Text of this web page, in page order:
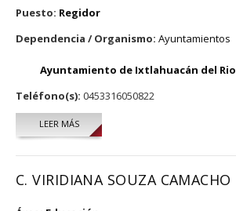
Puesto: Regidor
Dependencia / Organismo: Ayuntamientos
Ayuntamiento de Ixtlahuacán del Rio
Teléfono(s): 0453316050822
LEER MÁSSOBRE HECTOR MARTINEZ CAMACHO
C. VIRIDIANA SOUZA CAMACHO